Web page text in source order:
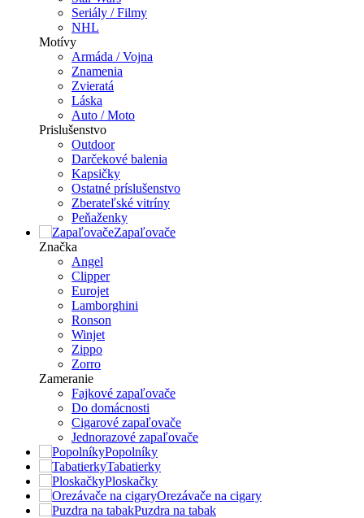
Seriály / Filmy
NHL
Motívy
Armáda / Vojna
Znamenia
Zvieratá
Láska
Auto / Moto
Prislušenstvo
Outdoor
Darčekové balenia
Kapsičky
Ostatné príslušenstvo
Zberateľské vitríny
Peňaženky
Zapaľovače
Značka
Angel
Clipper
Eurojet
Lamborghini
Ronson
Winjet
Zippo
Zorro
Zameranie
Fajkové zapaľovače
Do domácnosti
Cigarové zapaľovače
Jednorazové zapaľovače
Popolníky
Tabatierky
Ploskačky
Orezávače na cigary
Puzdra na tabak